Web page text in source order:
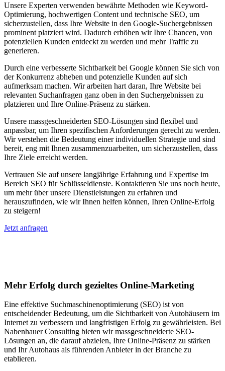
Unsere Experten verwenden bewährte Methoden wie Keyword-
Optimierung, hochwertigen Content und technische SEO, um
sicherzustellen, dass Ihre Website in den Google-Suchergebnissen
prominent platziert wird. Dadurch erhöhen wir Ihre Chancen, von
potenziellen Kunden entdeckt zu werden und mehr Traffic zu
generieren.
Durch eine verbesserte Sichtbarkeit bei Google können Sie sich von
der Konkurrenz abheben und potenzielle Kunden auf sich
aufmerksam machen. Wir arbeiten hart daran, Ihre Website bei
relevanten Suchanfragen ganz oben in den Suchergebnissen zu
platzieren und Ihre Online-Präsenz zu stärken.
Unsere massgeschneiderten SEO-Lösungen sind flexibel und
anpassbar, um Ihren spezifischen Anforderungen gerecht zu werden.
Wir verstehen die Bedeutung einer individuellen Strategie und sind
bereit, eng mit Ihnen zusammenzuarbeiten, um sicherzustellen, dass
Ihre Ziele erreicht werden.
Vertrauen Sie auf unsere langjährige Erfahrung und Expertise im
Bereich SEO für Schlüsseldienste. Kontaktieren Sie uns noch heute,
um mehr über unsere Dienstleistungen zu erfahren und
herauszufinden, wie wir Ihnen helfen können, Ihren Online-Erfolg
zu steigern!
Jetzt anfragen
Mehr Erfolg durch gezieltes Online-Marketing
Eine effektive Suchmaschinenoptimierung (SEO) ist von
entscheidender Bedeutung, um die Sichtbarkeit von Autohäusern im
Internet zu verbessern und langfristigen Erfolg zu gewährleisten. Bei
Nabenhauer Consulting bieten wir massgeschneiderte SEO-
Lösungen an, die darauf abzielen, Ihre Online-Präsenz zu stärken
und Ihr Autohaus als führenden Anbieter in der Branche zu
etablieren.